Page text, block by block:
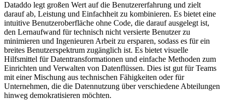
Dataddo legt großen Wert auf die Benutzererfahrung und zielt
darauf ab, Leistung und Einfachheit zu kombinieren. Es bietet eine
intuitive Benutzeroberfläche ohne Code, die darauf ausgelegt ist,
den Lernaufwand für technisch nicht versierte Benutzer zu
minimieren und Ingenieuren Arbeit zu ersparen, sodass es für ein
breites Benutzerspektrum zugänglich ist. Es bietet visuelle
Hilfsmittel für Datentransformationen und einfache Methoden zum
Einrichten und Verwalten von Datenflüssen. Dies ist gut für Teams
mit einer Mischung aus technischen Fähigkeiten oder für
Unternehmen, die die Datennutzung über verschiedene Abteilungen
hinweg demokratisieren möchten.